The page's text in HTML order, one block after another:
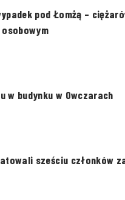
pod Łomżą –
w budynku w Owczarach
sześciu członków